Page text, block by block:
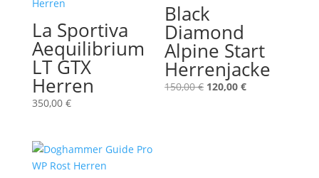
La Sportiva
Aequilibrium
LT GTX
Herren
350,00 €
Black
Diamond
Alpine Start
Herrenjacke
150,00€ Ursprünglicher
120,00€Aktueller